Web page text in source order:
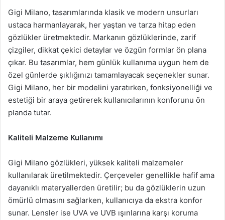
Gigi Milano, tasarımlarında klasik ve modern unsurları
ustaca harmanlayarak, her yaştan ve tarza hitap eden
gözlükler üretmektedir. Markanın gözlüklerinde, zarif
çizgiler, dikkat çekici detaylar ve özgün formlar ön plana
çıkar. Bu tasarımlar, hem günlük kullanıma uygun hem de
özel günlerde şıklığınızı tamamlayacak seçenekler sunar.
Gigi Milano, her bir modelini yaratırken, fonksiyonelliği ve
estetiği bir araya getirerek kullanıcılarının konforunu ön
planda tutar.
Kaliteli Malzeme Kullanımı
Gigi Milano gözlükleri, yüksek kaliteli malzemeler
kullanılarak üretilmektedir. Çerçeveler genellikle hafif ama
dayanıklı materyallerden üretilir; bu da gözlüklerin uzun
ömürlü olmasını sağlarken, kullanıcıya da ekstra konfor
sunar. Lensler ise UVA ve UVB ışınlarına karşı koruma